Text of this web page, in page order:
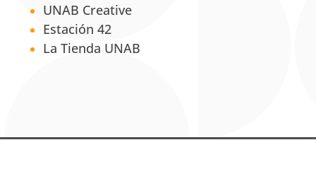
UNAB Creative
Estación 42
La Tienda UNAB